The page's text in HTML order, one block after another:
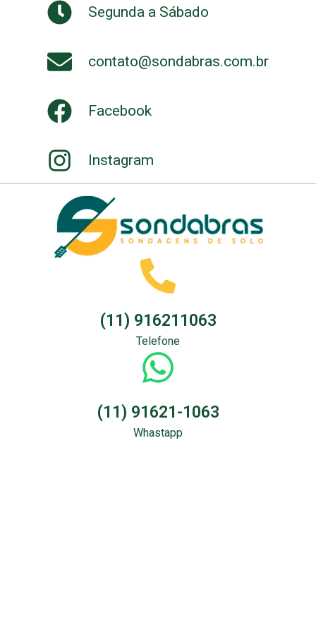
Segunda a Sábado
contato@sondabras.com.br
Facebook
Instagram
(11) 916211063
Telefone
(11) 91621-1063
Whastapp